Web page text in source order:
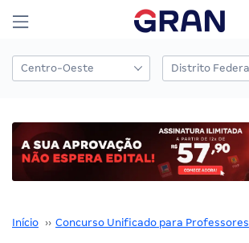
Início ›› Concurso Unificado para Professores